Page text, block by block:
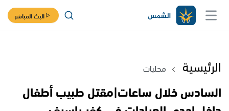
البث المباشر
الرئيسية محليات
السادس خلال ساعات|مقتل طبيب أطفال